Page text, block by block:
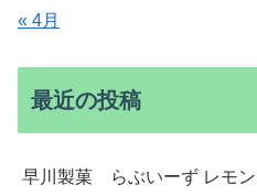
« 4月
最近の投稿
早川製菓 らぶいーず レモン